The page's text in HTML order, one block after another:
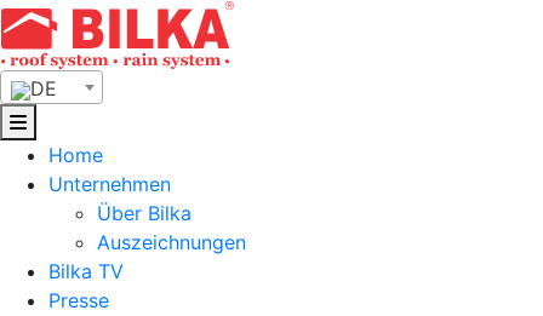
Skip
to
content
DE
Home
Unternehmen
Über Bilka
Auszeichnungen
Bilka TV
Presse